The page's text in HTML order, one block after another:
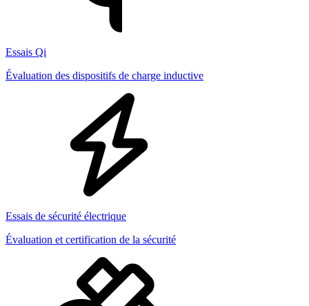
Essais Qi
Évaluation des dispositifs de charge inductive
Essais de sécurité électrique
Évaluation et certification de la sécurité